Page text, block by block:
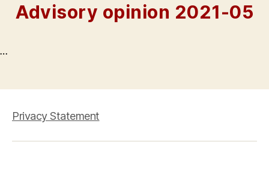
Advisory opinion 2021-05
…
Privacy Statement